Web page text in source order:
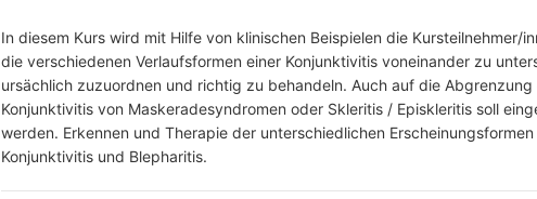
In diesem Kurs wird mit Hilfe von klinischen Beispielen die Kursteilnehmer/
die verschiedenen Verlaufsformen einer Konjunktivitis voneinander zu
ursächlich zuzuordnen und richtig zu behandeln. Auch auf die Abgrenzung
Konjunktivitis von Maskeradesyndromen oder Skleritis / Episkleritis soll
werden. Erkennen und Therapie der unterschiedlichen Erscheinungsformen
Konjunktivitis und Blepharitis.